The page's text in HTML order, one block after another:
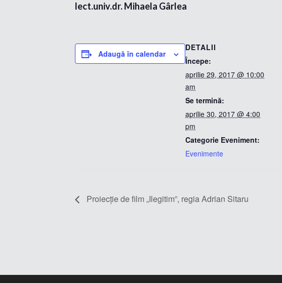
lect.univ.dr. Mihaela Gârlea
Adaugă în calendar
DETALII
Începe:
aprilie 29, 2017 @ 10:00
am
Se termină:
aprilie 30, 2017 @ 4:00
pm
Categorie Eveniment:
Evenimente
Proiecție de film „Ilegitim”, regia Adrian Sitaru